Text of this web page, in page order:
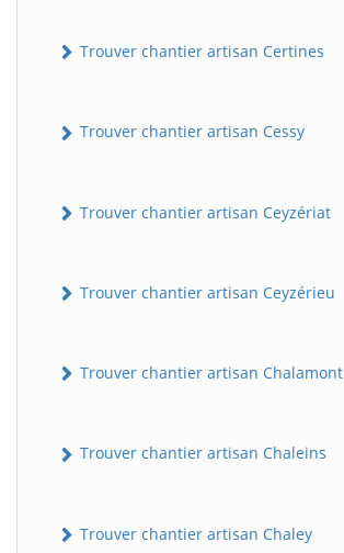
Trouver chantier artisan Certines
Trouver chantier artisan Cessy
Trouver chantier artisan Ceyzériat
Trouver chantier artisan Ceyzérieu
Trouver chantier artisan Chalamont
Trouver chantier artisan Chaleins
Trouver chantier artisan Chaley